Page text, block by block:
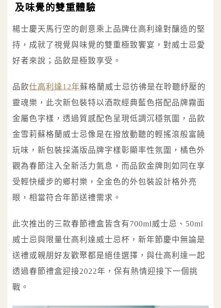
及味覺的雙重體驗
楊士慶天馬行空的創意乘上品牌仕高利達對釀造的堅
持，成就了視覺與味覺的雙重極致饗宴，對威士忌愛
好者來說；品飲是極致享受。
品飲仕高利達12年蘇格蘭威士忌彷彿是在聆聽紓壓的
靈魂樂，此次新包裝特以酒款經典藍色搭配品牌霧面
金屬色字樣，透過質感配色呈現低調沉穩氛圍，品飲
金雪莉蘇格蘭威士忌像是在撥放動聽的輕搖滾般富饒
玩味，新包裝採滿版品牌字樣彰顯率性氛圍，橘色外
觀為春節注入全新活力氣息，而品飲金牌則如同在享
受輕快緩步的鄉村樂，全金色的外包裝設計格外亮
眼，相當符合年節送禮需求。
此次推出的三款春節禮盒皆含有700ml威士忌、50ml
威士忌與限量仕高利達威士忌杯，新年節慶中無論是
送禮或親朋好友歡聚都是絕佳選擇，與仕高利達一起
透過春節禮盒迎接2022年，保有熱情迎接下一個挑
戰。